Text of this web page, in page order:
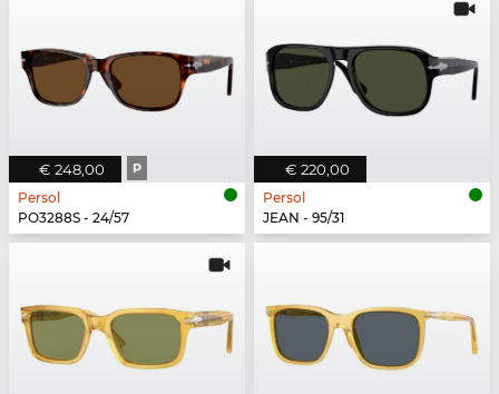
€ 248,00 P
Persol
PO3288S - 24/57
€ 220,00
Persol
JEAN - 95/31